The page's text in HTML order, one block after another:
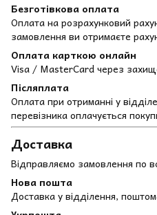
Безготівкова оплата
Оплата на розрахунковий
замовлення ви отримаєте
Оплата карткою онлайн
Visa / MasterCard через
Післяплата
Оплата при отриманні у
перевізника оплачується
Доставка
Відправляємо замовлення по
Нова пошта
Доставка у відділення,